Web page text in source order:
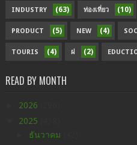
INDUSTRY (63) ท่องเที่ยว (10)
PRODUCT (5) NEW (4)
TOURIS (4) ฝ (2)
READ BY MONTH
2026
2025
ธันวาคม